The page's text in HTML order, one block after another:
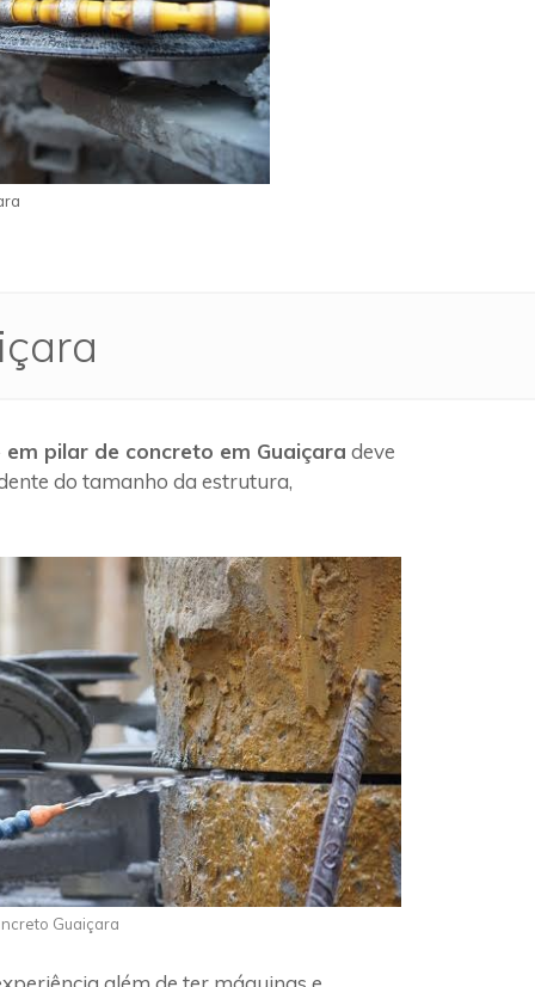
pilar de concreto em Guaiçara deve
do tamanho da estrutura,
Guaiçara